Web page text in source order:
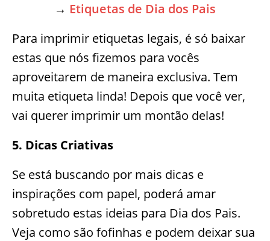
→ Etiquetas de Dia dos Pais
Para imprimir etiquetas legais, é só baixar
estas que nós fizemos para vocês
aproveitarem de maneira exclusiva. Tem
muita etiqueta linda! Depois que você ver,
vai querer imprimir um montão delas!
5. Dicas Criativas
Se está buscando por mais dicas e
inspirações com papel, poderá amar
sobretudo estas ideias para Dia dos Pais.
Veja como são fofinhas e podem deixar sua